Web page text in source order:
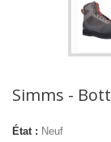
Simms -
État : Neuf